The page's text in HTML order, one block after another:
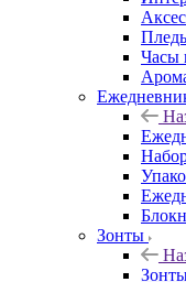
Часы
Зонты